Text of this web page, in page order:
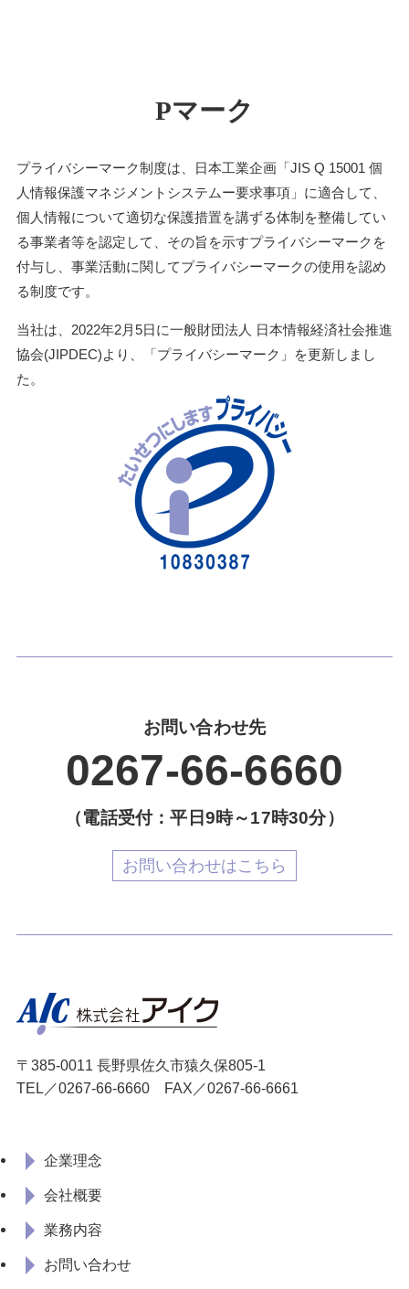
Pマーク
プライバシーマーク制度は、日本工業企画「JIS Q 15001 個
人情報保護マネジメントシステムー要求事項」に適合して、
個人情報について適切な保護措置を講ずる体制を整備してい
る事業者等を認定して、その旨を示すプライバシーマークを
付与し、事業活動に関してプライバシーマークの使用を認め
る制度です。
当社は、2022年2月5日に一般財団法人 日本情報経済社会推進
協会(JIPDEC)より、「プライバシーマーク」を更新しまし
た。
お問い合わせ先
0267-66-6660
（電話受付：平日9時～17時30分）
お問い合わせはこちら
〒385-0011 長野県佐久市猿久保805-1
TEL／0267-66-6660FAX／0267-66-6661
企業理念
会社概要
業務内容
お問い合わせ